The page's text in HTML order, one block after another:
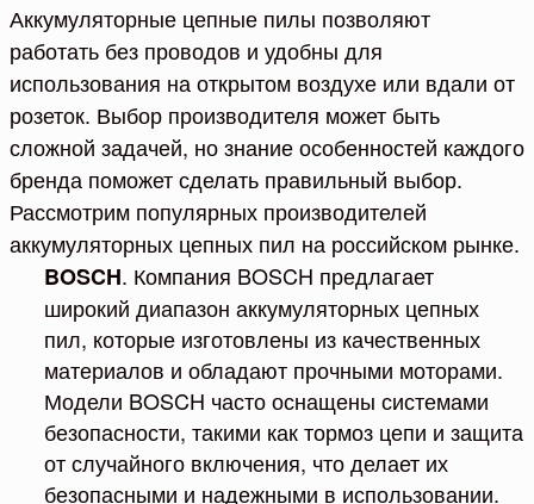
Аккумуляторные цепные пилы позволяют
работать без проводов и удобны для
использования на открытом воздухе или вдали от
розеток. Выбор производителя может быть
сложной задачей, но знание особенностей каждого
бренда поможет сделать правильный выбор.
Рассмотрим популярных производителей
аккумуляторных цепных пил на российском рынке.
BOSCH. Компания BOSCH предлагает
широкий диапазон аккумуляторных цепных
пил, которые изготовлены из качественных
материалов и обладают прочными моторами.
Модели BOSCH часто оснащены системами
безопасности, такими как тормоз цепи и защита
от случайного включения, что делает их
безопасными и надежными в использовании.